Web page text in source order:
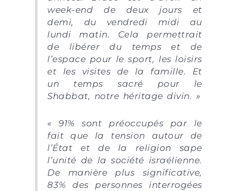
week-end de deux jours et
demi, du vendredi midi au
lundi matin. Cela permettrait
de libérer du temps et de
l’espace pour le sport, les loisirs
et les visites de la famille. Et
un temps sacré pour le
Shabbat, notre héritage divin. »
« 91% sont préoccupés par le
fait que la tension autour de
l’État et de la religion sape
l’unité de la société israélienne.
De manière plus significative,
83% des personnes interrogées